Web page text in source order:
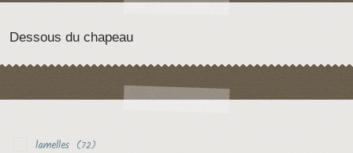
Dessous du chapeau
lamelles (72)